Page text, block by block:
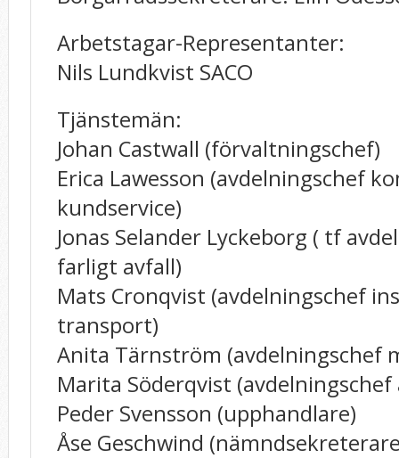
Arbetstagar-Representanter:
Nils Lundkvist SACO
Tjänstemän:
Johan Castwall (förvaltningschef)
Erica Lawesson (avdelningschef
kundservice)
Jonas Selander Lyckeborg ( tf
farligt avfall)
Mats Cronqvist (avdelningschef
transport)
Anita Tärnström (avdelningschef
Marita Söderqvist
Peder Svensson (upphandlare)
Åse Geschwind